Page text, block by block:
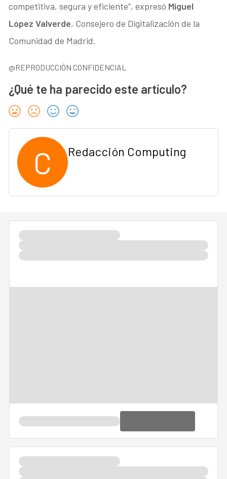
competitiva, segura y eficiente”, expresó Miguel
López Valverde, Consejero de Digitalización de la
Comunidad de Madrid.
@REPRODUCCIÓN CONFIDENCIAL
¿Qué te ha parecido este artículo?
C Redacción Computing